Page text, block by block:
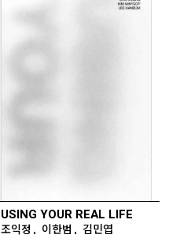
USING YOUR REAL LIFE
조익정, 이한범, 김민엽